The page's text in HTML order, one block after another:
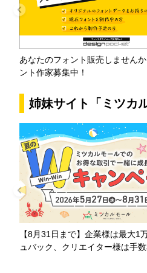
あなたのフォント販売しません
ント作家募集中！
姉妹サイト「ミツカ
【8月31日まで】企業様は最大1
ュバック、クリエイター様は手数